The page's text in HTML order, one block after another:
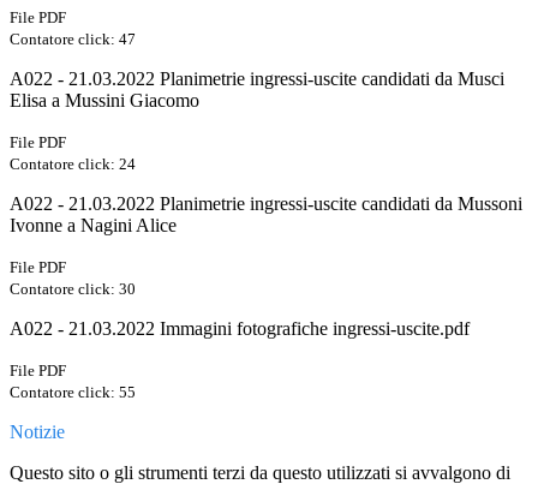
File PDF
Contatore click: 47
A022 - 21.03.2022 Planimetrie ingressi-uscite candidati da Musci
Elisa a Mussini Giacomo
File PDF
Contatore click: 24
A022 - 21.03.2022 Planimetrie ingressi-uscite candidati da Mussoni
Ivonne a Nagini Alice
File PDF
Contatore click: 30
A022 - 21.03.2022 Immagini fotografiche ingressi-uscite.pdf
File PDF
Contatore click: 55
Notizie
Questo sito o gli strumenti terzi da questo utilizzati si avvalgono di